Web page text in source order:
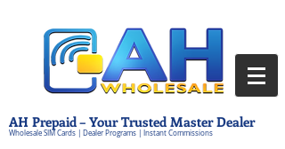
AH Prepaid – Your Trusted Master Dealer
Wholesale SIM Cards | Dealer Programs | Instant Commissions